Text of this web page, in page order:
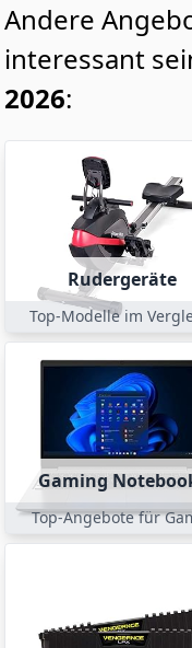
Andere
interessant
2026:
Rudergeräte
Top-Modelle im
Gaming
Top-Angebote für